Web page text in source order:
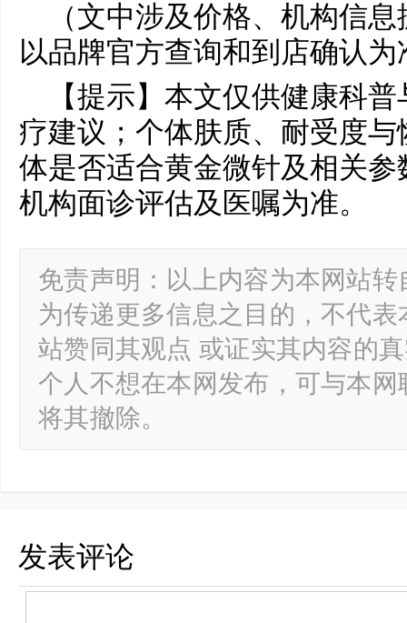
（文中涉及价格、机构信
以品牌官方查询和到店确认为
【提示】本文仅供健康科
疗建议；个体肤质、耐受度
体是否适合黄金微针及相关
机构面诊评估及医嘱为准。
免责声明：以上内容为本网站
为传递更多信息之目的，不代
站赞同其观点 或证实其内容的
个人不想在本网发布，可与本
将其撤除。
发表评论